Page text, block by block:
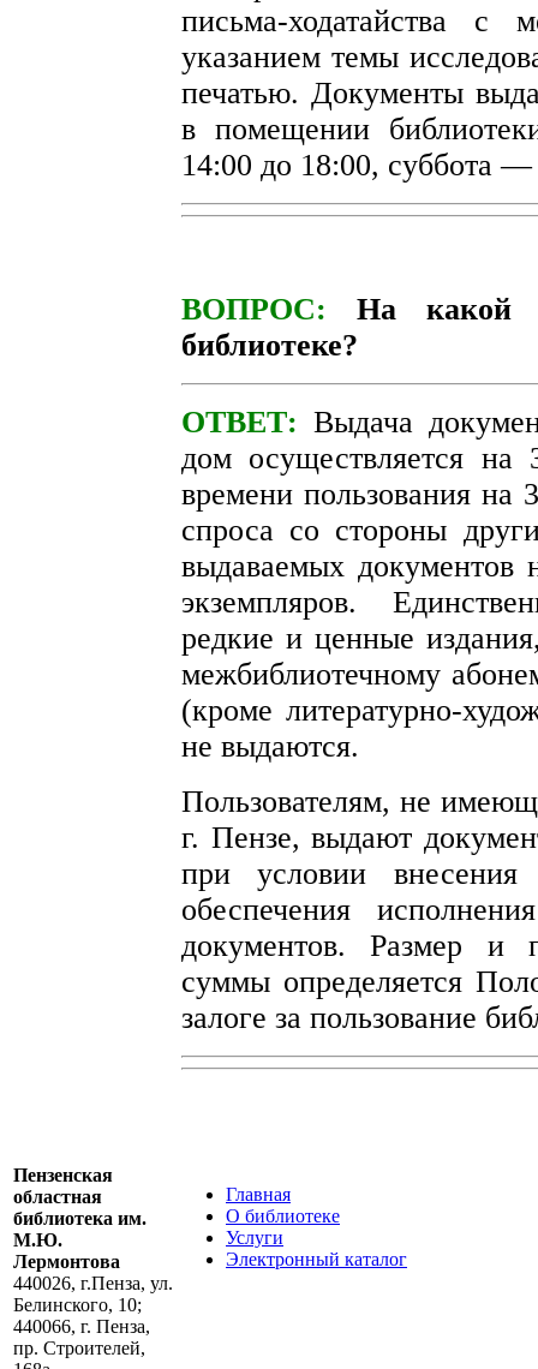
письма-ходатайства
указанием темы
печатью. Документы
в помещении
14:00 до 18:00, суббота
ВОПРОС:
На какой
библиотеке?
ОТВЕТ: Выдача
дом осуществляется
времени пользования на
спроса со стороны
выдаваемых документов
экземпляров.
редкие и ценные
межбиблиотечному
(кроме литературно-
не выдаются.
Пользователям, не
г. Пензе, выдают
при условии
обеспечения
документов. Размер и
суммы определяется
залоге за пользование
Пензенская
областная
библиотека им.
М.Ю.
Лермонтова
440026, г.Пенза, ул.
Белинского, 10;
440066, г. Пенза,
пр. Строителей,
Главная
О библиотеке
Услуги
Электронный каталог